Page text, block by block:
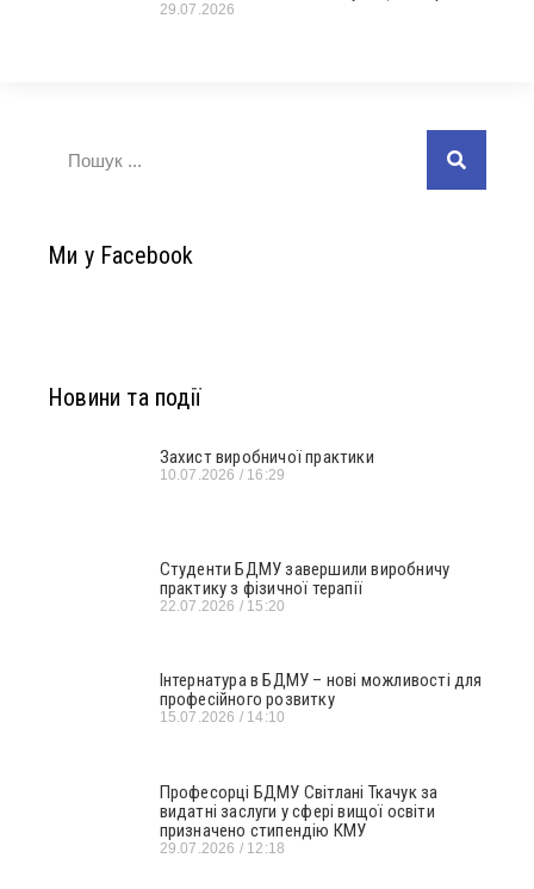
29.07.2026
Ми у Facebook
Новини та події
Захист виробничої практики
10.07.2026 16:29
Студенти БДМУ завершили виробничу
практику з фізичної терапії
22.07.2026 15:20
Інтернатура в БДМУ – нові можливості для
професійного розвитку
15.07.2026 14:10
Професорці БДМУ Світлані Ткачук за
видатні заслуги у сфері вищої освіти
призначено стипендію КМУ
29.07.2026 12:18